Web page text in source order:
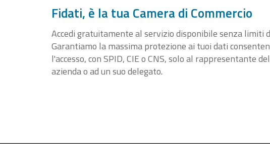
Fidati, è la tua Camera di Commercio
Accedi gratuitamente al servizio disponibile senza limiti
Garantiamo la massima protezione ai tuoi dati
l'accesso, con SPID, CIE o CNS, solo al rappresentante
azienda o ad un suo delegato.